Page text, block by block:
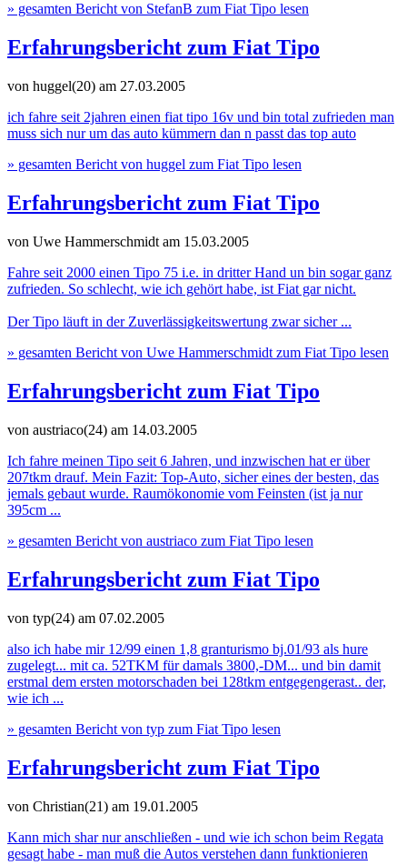
» gesamten Bericht von StefanB zum Fiat Tipo lesen
Erfahrungsbericht zum Fiat Tipo
von huggel(20) am 27.03.2005
ich fahre seit 2jahren einen fiat tipo 16v und bin total zufrieden man
muss sich nur um das auto kümmern dan n passt das top auto
» gesamten Bericht von huggel zum Fiat Tipo lesen
Erfahrungsbericht zum Fiat Tipo
von Uwe Hammerschmidt am 15.03.2005
Fahre seit 2000 einen Tipo 75 i.e. in dritter Hand un bin sogar ganz
zufrieden. So schlecht, wie ich gehört habe, ist Fiat gar nicht.
Der Tipo läuft in der Zuverlässigkeitswertung zwar sicher ...
» gesamten Bericht von Uwe Hammerschmidt zum Fiat Tipo lesen
Erfahrungsbericht zum Fiat Tipo
von austriaco(24) am 14.03.2005
Ich fahre meinen Tipo seit 6 Jahren, und inzwischen hat er über
207tkm drauf. Mein Fazit: Top-Auto, sicher eines der besten, das
jemals gebaut wurde. Raumökonomie vom Feinsten (ist ja nur
395cm ...
» gesamten Bericht von austriaco zum Fiat Tipo lesen
Erfahrungsbericht zum Fiat Tipo
von typ(24) am 07.02.2005
also ich habe mir 12/99 einen 1,8 granturismo bj.01/93 als hure
zugelegt... mit ca. 52TKM für damals 3800,-DM... und bin damit
erstmal dem ersten motorschaden bei 128tkm entgegengerast.. der,
wie ich ...
» gesamten Bericht von typ zum Fiat Tipo lesen
Erfahrungsbericht zum Fiat Tipo
von Christian(21) am 19.01.2005
Kann mich shar nur anschließen - und wie ich schon beim Regata
gesagt habe - man muß die Autos verstehen dann funktionieren